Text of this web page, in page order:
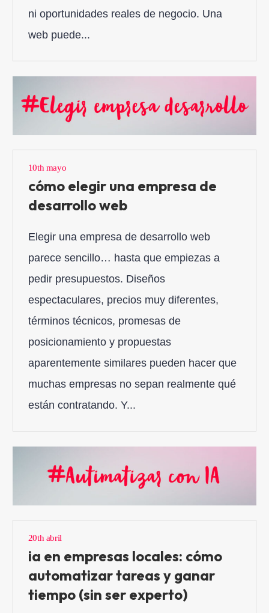
ni oportunidades reales de negocio. Una
web puede...
10th mayo
cómo elegir una empresa de
desarrollo web
Elegir una empresa de desarrollo web
parece sencillo… hasta que empiezas a
pedir presupuestos. Diseños
espectaculares, precios muy diferentes,
términos técnicos, promesas de
posicionamiento y propuestas
aparentemente similares pueden hacer que
muchas empresas no sepan realmente qué
están contratando. Y...
20th abril
ia en empresas locales: cómo
automatizar tareas y ganar
tiempo (sin ser experto)